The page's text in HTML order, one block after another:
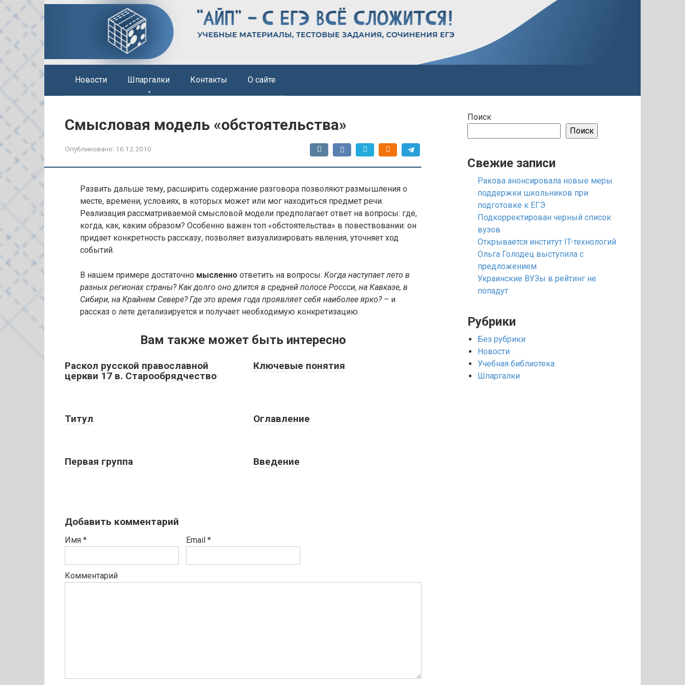
Перейти
контенту
Новости Шпаргалки Контакты О сайте
Смысловая модель «обстоятельства»
Опубликовано: 16.12.2010
Развить дальше тему, расширить содержание разговора позволяют размышления о
месте, времени, условиях, в которых может или мог находиться предмет речи.
Реализация рассматриваемой смысловой модели предполагает ответ на вопросы: где,
когда, как, каким образом? Особенно важен топ «обстоятельства» в повествовании: он
придает конкретность рассказу, позволяет визуализировать явления, уточняет ход
событий.
В нашем примере достаточно мысленно ответить на вопросы: Когда наступает лето в
разных регионах страны? Как долго оно длится в средней полосе Россси, на Кавказе, в
Сибири, на Крайнем Севере? Где это время года проявляет себя наиболее ярко? – и
рассказ о лете детализируется и получает необходимую конкретизацию.
Вам также может быть интересно
Раскол русской православной
церкви 17 в. Старообрядчество
Ключевые понятия
Титул Оглавление
Первая группа Введение
Добавить комментарий
Имя * Email *
Комментарий
Поиск
Поиск
Свежие записи
Ракова анонсировала новые меры
поддержки школьников при
подготовке к ЕГЭ
Подкорректирован черный список
вузов
Открывается институт IT-технологий
Ольга Голодец выступила с
предложением
Украинские ВУЗы в рейтинг не
попадут
Рубрики
Без рубрики
Новости
Учебная библиотека
Шпаргалки